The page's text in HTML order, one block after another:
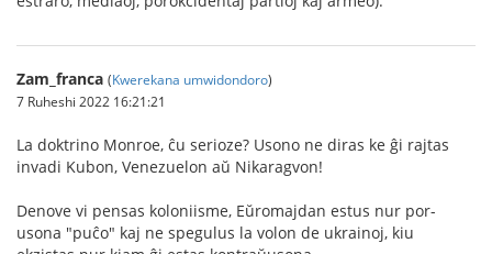
Zam_franca (Kwerekana umwidondoro)
7 Ruheshi 2022 16:21:21
La doktrino Monroe, ĉu serioze? Usono ne diras ke ĝi rajtas
invadi Kubon, Venezuelon aŭ Nikaragvon!
Denove vi pensas koloniisme, Eŭromajdan estus nur por-
usona "puĉo" kaj ne spegulus la volon de ukrainoj, kiu